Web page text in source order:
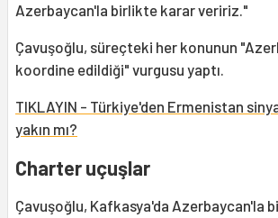
Azerbaycan'la birlikte karar veririz."
Çavuşoğlu, süreçteki her konunun
koordine edildiği" vurgusu yaptı.
TIKLAYIN - Türkiye'den Ermenistan
yakın mı?
Charter uçuşlar
Çavuşoğlu, Kafkasya'da Azerbaycan'la